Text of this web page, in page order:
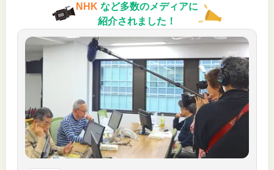
NHK など多数のメディアに
紹介されました！